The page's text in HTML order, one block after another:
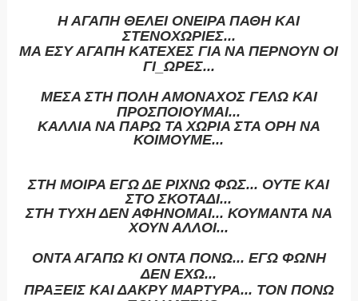
Η ΑΓΑΠΗ ΘΕΛΕΙ ΟΝΕΙΡΑ ΠΑΘΗ ΚΑΙ
ΣΤΕΝΟΧΩΡΙΕΣ...
ΜΑ ΕΣΥ ΑΓΑΠΗ ΚΑΤΕΧΕΣ ΓΙΑ ΝΑ ΠΕΡΝΟΥΝ ΟΙ
ΓΙ_ΩΡΕΣ...
ΜΕΣΑ ΣΤΗ ΠΟΛΗ ΑΜΟΝΑΧΟΣ ΓΕΛΩ ΚΑΙ
ΠΡΟΣΠΟΙΟΥΜΑΙ...
ΚΑΛΛΙΑ ΝΑ ΠΑΡΩ ΤΑ ΧΩΡΙΑ ΣΤΑ ΟΡΗ ΝΑ
ΚΟΙΜΟΥΜΕ...
ΣΤΗ ΜΟΙΡΑ ΕΓΩ ΔΕ ΡΙΧΝΩ ΦΩΣ... ΟΥΤΕ ΚΑΙ
ΣΤΟ ΣΚΟΤΑΔΙ...
ΣΤΗ ΤΥΧΗ ΔΕΝ ΑΦΗΝΟΜΑΙ... ΚΟΥΜΑΝΤΑ ΝΑ
ΧΟΥΝ ΑΛΛΟΙ...
ΟΝΤΑ ΑΓΑΠΩ ΚΙ ΟΝΤΑ ΠΟΝΩ... ΕΓΩ ΦΩΝΗ
ΔΕΝ ΕΧΩ...
ΠΡΑΞΕΙΣ ΚΑΙ ΔΑΚΡΥ ΜΑΡΤΥΡΑ... ΤΟΝ ΠΟΝΩ